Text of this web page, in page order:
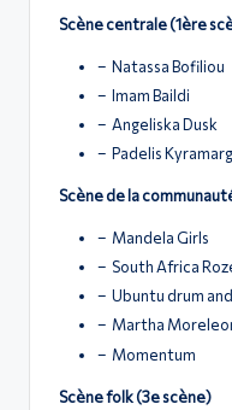
Scène centrale (1ère
– Natassa Bofiliou
– Imam Baildi
– Angeliska Dusk
– Padelis
Scène de la
– Mandela Girls
– South Africa
– Ubuntu drum
– Martha
– Momentum
Scène folk (3e scène)